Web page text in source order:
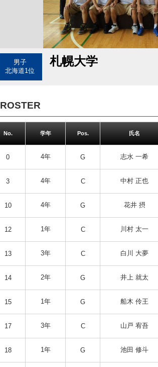
男子
北海道1位
札幌大学
ROSTER
No. 学年 Pos. 氏名
0 4年 G 志水 一希
3 4年 C 中村 正也
10 4年 G 花井 摂
12 1年 C 川村 太一
13 3年 C 白川 大夢
14 2年 G 井上 就太
15 1年 G 船木 伶王
17 3年 C 山戸 宥吾
18 1年 G 池田 修斗